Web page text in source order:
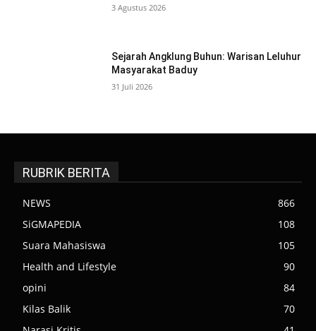
3 Agustus 2026
Sejarah Angklung Buhun: Warisan Leluhur
Masyarakat Baduy
31 Juli 2026
RUBRIK BERITA
NEWS
866
SiGMAPEDIA
108
Suara Mahasiswa
105
Health and Lifestyle
90
opini
84
Kilas Balik
70